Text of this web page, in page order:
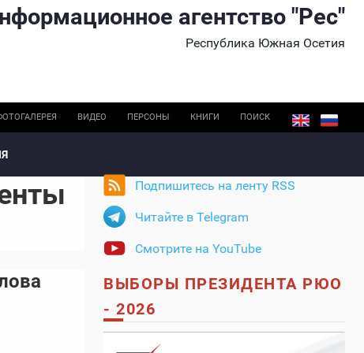
агентство "Рес"
Республика Южная Осетия
ВИДЕО ПЕРСОНЫ КНИГИ ПОИСК
Подпишитесь на ленту RSS
Читайте в Telegram
Смотрите на YouTube
ВЫБОРЫ ПРЕЗИДЕНТА РЮО
- 2026